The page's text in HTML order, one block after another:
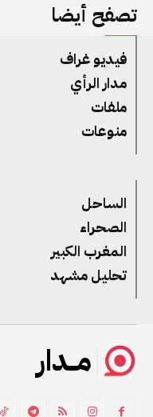
تصفح أيضا
فيديو غراف
مدار الرأي
ملفات
منوعات
الساحل
الصحراء
المغرب الكبير
تحليل مشهد
مــدار